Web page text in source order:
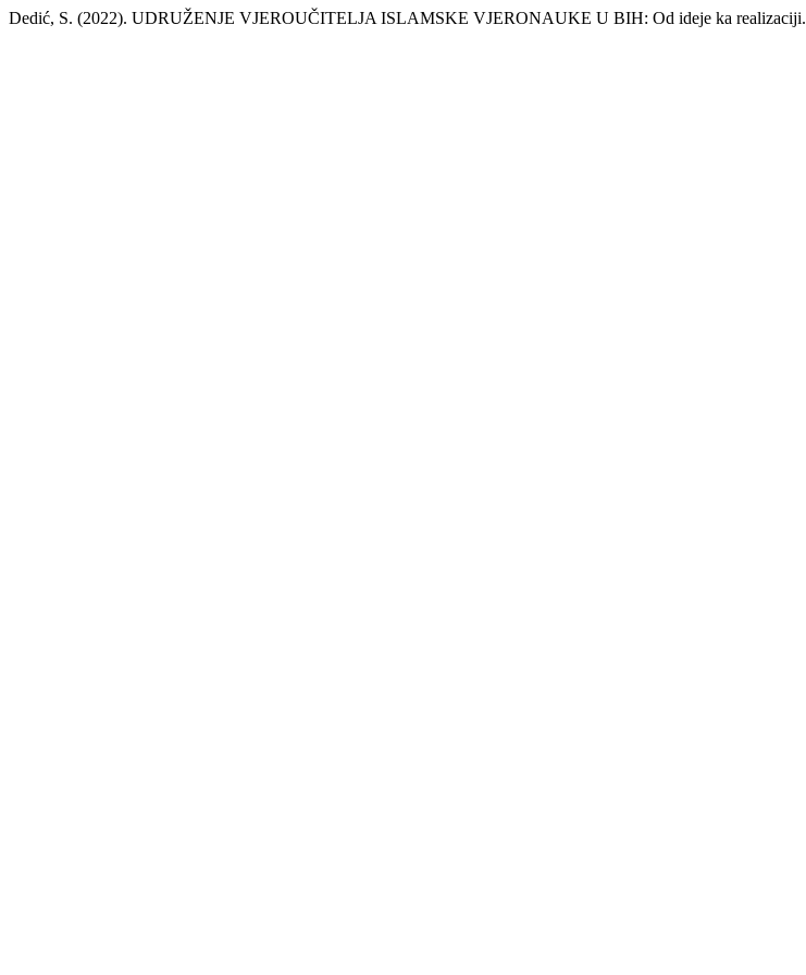
Dedić, S. (2022). UDRUŽENJE VJEROUČITELJA ISLAMSKE VJERONAUKE U BIH: Od ideje ka realizaciji.